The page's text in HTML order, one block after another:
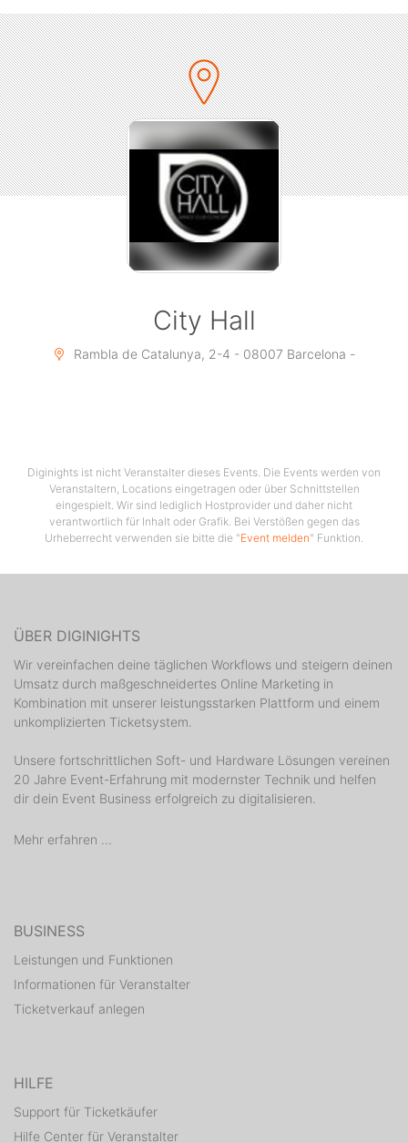
---------------
Guestlist - Get signed up and receive discounts!
City Hall
Rambla de Catalunya, 2-4 - 08007 Barcelona -
Diginights ist nicht Veranstalter dieses Events. Die Events werden von
Veranstaltern, Locations eingetragen oder über Schnittstellen
eingespielt. Wir sind lediglich Hostprovider und daher nicht
verantwortlich für Inhalt oder Grafik. Bei Verstößen gegen das
Urheberrecht verwenden sie bitte die "Event melden" Funktion.
ÜBER DIGINIGHTS
Wir vereinfachen deine täglichen Workflows und steigern deinen
Umsatz durch maßgeschneidertes Online Marketing in
Kombination mit unserer leistungsstarken Plattform und einem
unkomplizierten Ticketsystem.
Unsere fortschrittlichen Soft- und Hardware Lösungen vereinen
20 Jahre Event-Erfahrung mit modernster Technik und helfen
dir dein Event Business erfolgreich zu digitalisieren.
Mehr erfahren ...
BUSINESS
Leistungen und Funktionen
Informationen für Veranstalter
Ticketverkauf anlegen
HILFE
Support für Ticketkäufer
Hilfe Center für Veranstalter